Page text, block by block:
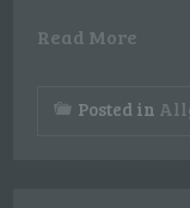
Read More
Posted in